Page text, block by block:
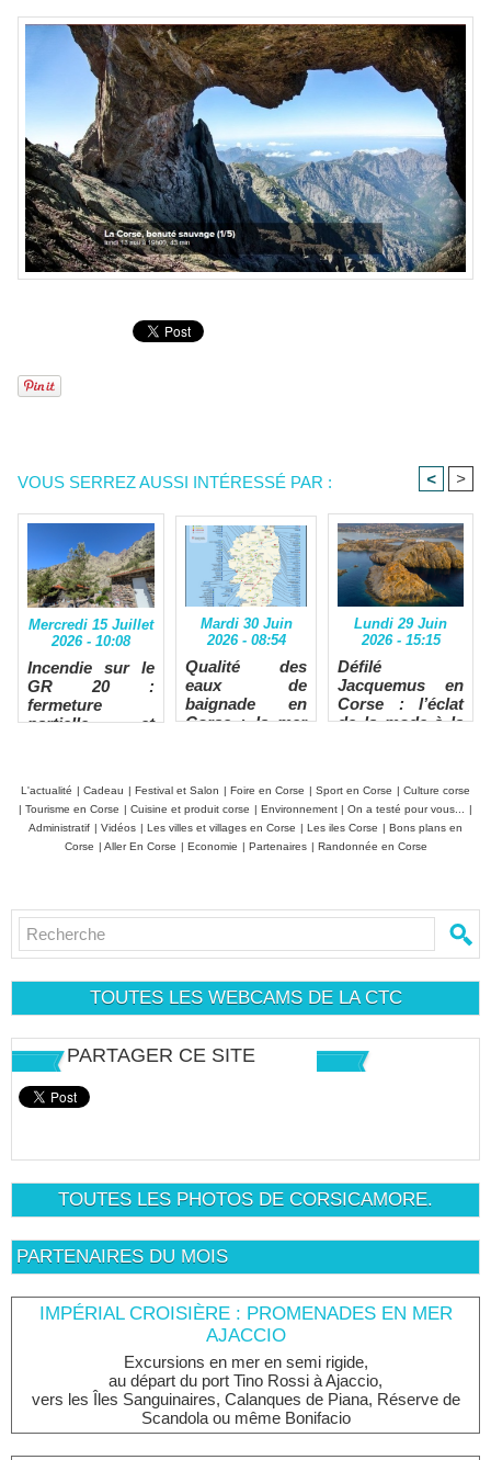
VOUS SERREZ AUSSI INTÉRESSÉ PAR : < >
Mercredi 15 Juillet
2026 - 10:08
Incendie sur le
GR 20 :
fermeture
partielle et
Mardi 30 Juin
2026 - 08:54
Qualité des
eaux de
baignade en
Corse : la mer
Lundi 29 Juin
2026 - 15:15
Défilé
Jacquemus en
Corse : l’éclat
de la mode à la
L'actualité Cadeau Festival et Salon Foire en Corse Sport en Corse
Culture corse
Tourisme en Corse Cuisine et produit corse Environnement On a testé pour vous...
Administratif
Vidéos Les villes et villages en Corse Les iles Corse
Bons plans en
Corse
Aller En Corse Economie Partenaires Randonnée en Corse
TOUTES LES WEBCAMS DE LA CTC
PARTAGER CE SITE
TOUTES LES PHOTOS DE CORSICAMORE.
PARTENAIRES DU MOIS
IMPÉRIAL CROISIÈRE : PROMENADES EN MER
AJACCIO
Excursions en mer en semi rigide,
au départ du port Tino Rossi à Ajaccio,
vers les Îles Sanguinaires, Calanques de Piana, Réserve de
Scandola ou même Bonifacio